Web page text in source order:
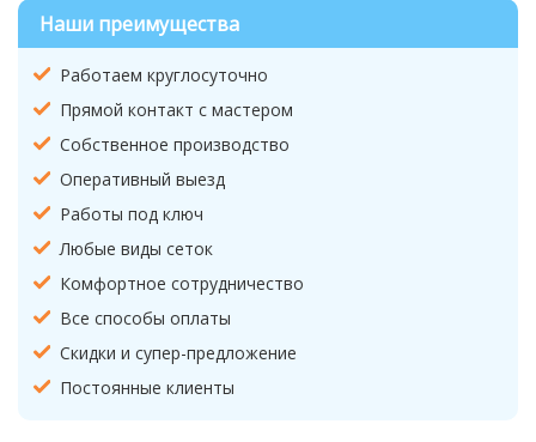
Наши преимущества
Работаем круглосуточно
Прямой контакт с мастером
Собственное производство
Оперативный выезд
Работы под ключ
Любые виды сеток
Комфортное сотрудничество
Все способы оплаты
Скидки и супер-предложение
Постоянные клиенты